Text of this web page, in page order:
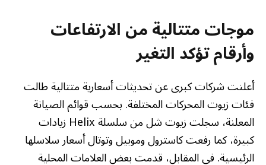
موجات متتالية من الارتفاعات
وأرقام تؤكد التغير
أعلنت شركات كبرى عن تحديثات أسعارية متتالية طالت
فئات زيوت المحركات المختلفة. بحسب قوائم الصيانة
المعلنة، سجلت زيوت شل من سلسلة Helix زيادات
كبيرة، كما رفعت كاسترول وموبيل وتوتال أسعار سلاسلها
الرئيسية. في المقابل، قدمت بعض العلامات المحلية